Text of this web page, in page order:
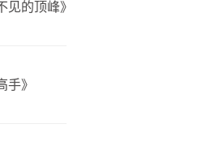
见的顶峰》
手》